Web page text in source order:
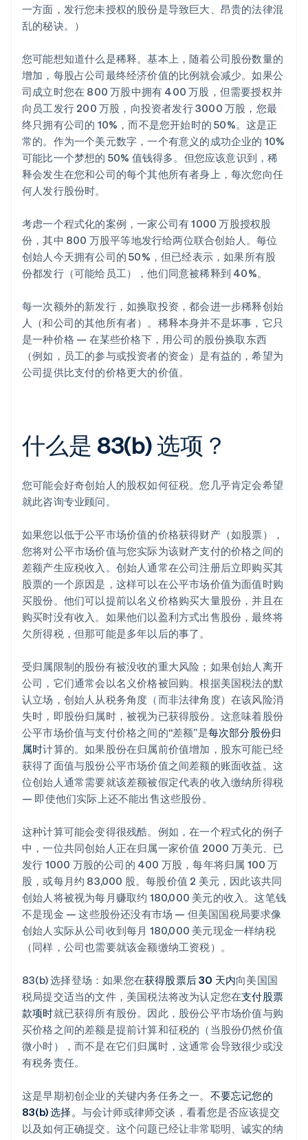
一方面，发行您未授权的股份是导致巨大、昂贵的法律混
乱的秘诀。）
您可能想知道什么是稀释。基本上，随着公司股份数量的
增加，每股占公司最终经济价值的比例就会减少。如果公
司成立时您在 800 万股中拥有 400 万股，但需要授权并
向员工发行 200 万股，向投资者发行 3000 万股，您最
终只拥有公司的 10%，而不是您开始时的 50%。这是正
常的。作为一个美元数字，一个有意义的成功企业的 10%
可能比一个梦想的 50% 值钱得多。但您应该意识到，稀
释会发生在您和公司的每个其他所有者身上，每次您向任
何人发行股份时。
考虑一个程式化的案例，一家公司有 1000 万股授权股
份，其中 800 万股平等地发行给两位联合创始人。每位
创始人今天拥有公司的 50%，但已经表示，如果所有股
份都发行（可能给员工），他们同意被稀释到 40%。
每一次额外的新发行，如换取投资，都会进一步稀释创始
人（和公司的其他所有者）。稀释本身并不是坏事，它只
是一种价格 — 在某些价格下，用公司的股份换取东西
（例如，员工的参与或投资者的资金）是有益的，希望为
公司提供比支付的价格更大的价值。
什么是 83(b) 选项？
您可能会好奇创始人的股权如何征税。您几乎肯定会希望
就此咨询专业顾问。
如果您以低于公平市场价值的价格获得财产（如股票），
您将对公平市场价值与您实际为该财产支付的价格之间的
差额产生应税收入。创始人通常在公司注册后立即购买其
股票的一个原因是，这样可以在公平市场价值为面值时购
买股份。他们可以提前以名义价格购买大量股份，并且在
购买时没有收入。如果他们以盈利方式出售股份，最终将
欠所得税，但那可能是多年以后的事了。
受归属限制的股份有被没收的重大风险；如果创始人离开
公司，它们通常会以名义价格被回购。根据美国税法的默
认立场，创始人从税务角度（而非法律角度）在该风险消
失时，即股份归属时，被视为已获得股份。这意味着股份
公平市场价值与支付价格之间的“差额”是每次部分股份归
属时计算的。如果股份在归属前价值增加，股东可能已经
获得了面值与股份公平市场价值之间差额的账面收益。这
位创始人通常需要就该差额被假定代表的收入缴纳所得税
— 即使他们实际上还不能出售这些股份。
这种计算可能会变得很残酷。例如，在一个程式化的例子
中，一位共同创始人正在归属一家价值 2000 万美元、已
发行 1000 万股的公司的 400 万股，每年将归属 100 万
股，或每月约 83,000 股。每股价值 2 美元，因此该共同
创始人将被视为每月赚取约 180,000 美元的收入。这笔钱
不是现金 — 这些股份还没有市场 — 但美国国税局要求像
创始人实际从公司收到每月 180,000 美元现金一样纳税
（同样，公司也需要就该金额缴纳工资税）。
83(b) 选择登场：如果您在获得股票后 30 天内向美国国
税局提交适当的文件，美国税法将改为认定您在支付股票
款项时就已获得所有股份。因此，股份公平市场价值与购
买价格之间的差额是提前计算和征税的（当股份仍然价值
微小时），而不是在它们归属时，这通常会导致很少或没
有税务责任。
这是早期初创企业的关键内务任务之一。 不要忘记您的
83(b) 选择。 与会计师或律师交谈，看看您是否应该提交
以及如何正确提交。这个问题已经让非常聪明、诚实的纳